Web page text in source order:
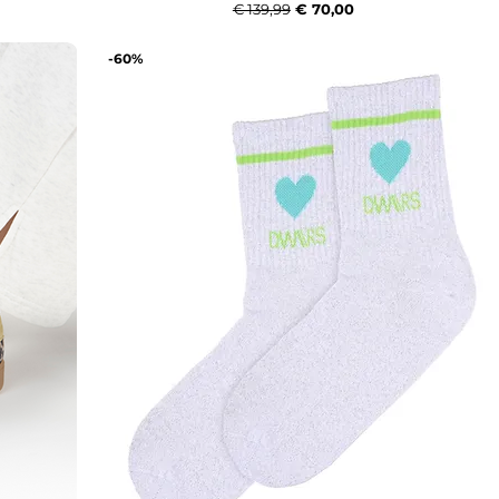
Normale prijs
€ 139,99 Verkoopprijs
€ 70,00
-60%